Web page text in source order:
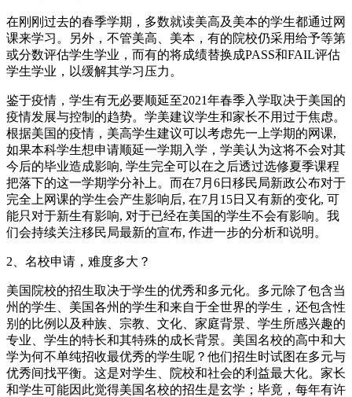
在刚刚过去的春季学期，多数就读美高及美本的学生都通过网
课来学习。另外，不管美高、美本，有的院校仍采用给予等第
或分数评估学生学业，而有的将成绩替换成PASS和FAIL评估
学生学业，以缓解其学习压力。
鉴于疫情，学生有无必要顺延至2021年春季入学取决于美国的
疫情发展与控制的趋势。学美建议学生和家长不用过于焦虑。
根据美国的疫情，美高学生建议可以考虑先一上学期的网课,
如果本科学生想申请顺延一学期入学，学美认为这将不会对其
今后的毕业造成影响, 学生完全可以在之后透过选修夏季课程
把落下的这一学期学分补上。而在7月6日移民局新政公布对于
完全上网课的学生会产生影响后, 在7月15日又有新的变化, 可
能只对于新生有影响, 对于已经在美国的学生不会有影响。我
们会持续关注移民局最新的宣布, 作进一步的分析和说明。
2、名校申请，难度多大？
美国院校的招生取决于学生的优秀和多元化。多元除了包含当
州的学生、美国各州的学生和来自于全世界的学生，还包含性
别的比例以及种族、宗教、文化、家庭背景、学生所感兴趣的
专业、学生的特长和其特殊的成长背景。美国名校的高中和大
学为何不单纯招收最优秀的学生呢？他们招生时试图在多元与
优秀间找平衡。这是对学生、院校和社会的利益最大化。家长
和学生可能因此觉得美国名校的招生是玄学；毕竟，每年有许